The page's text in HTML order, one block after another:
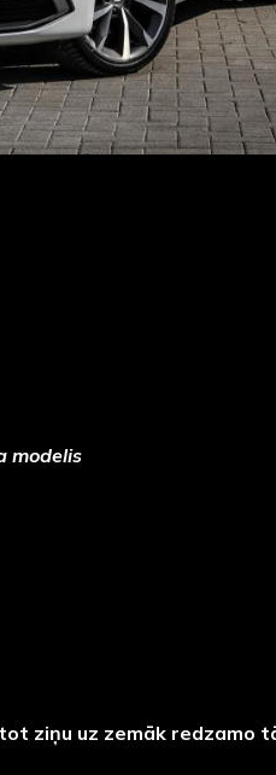
modelis
ziņu uz zemāk